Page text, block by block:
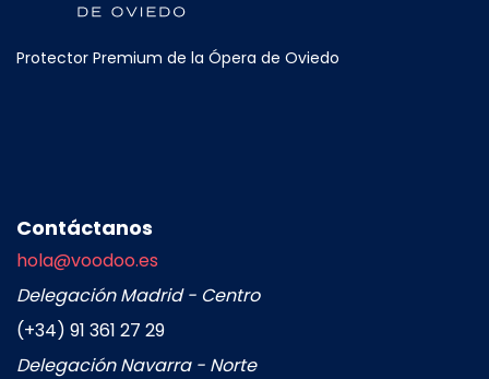
Protector Premium de la Ópera de Oviedo
Contáctanos
hola@voodoo.es
Delegación Madrid - Centro
(+34) 91 361 27 29
Delegación Navarra - Norte